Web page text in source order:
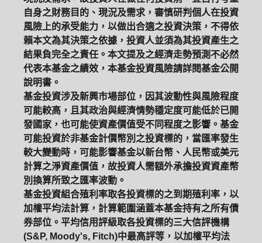
自身之財務目的、現況及需求，審慎研判個人在投資
風險上的承受能力，以做出合適之投資決策，不得依
賴本文為其決策之依據，投資人並須為其投資產生之
結果負完全之責任。本文提及之經濟走勢預測不必然
代表本基金之績效，本基金投資風險請詳閱基金公開
說明書。
基金投資涉及新興市場部位，因其波動性與風險程度
可能較高，且其政治與經濟情勢穩定度可能低於已開
發國家，也可能使資產價值受不同程度之影響。基金
可能投資於非基金計價幣別之投資標的，當匯率發生
較大變動時，可能影響基金以新台幣、人民幣或美元
計算之淨資產價值，故投資人需額外承擔投資資產幣
別換算所致之匯率波動。
基金投資組合殖利率取各投資標的之到期殖利率，以
加權平均法計算，計算範圍涵蓋本基金持有之所有債
券部位。平均信用評級取各投資標的三大信評機構
(S&P, Moody's, Fitch)中最高評等，以加權平均法